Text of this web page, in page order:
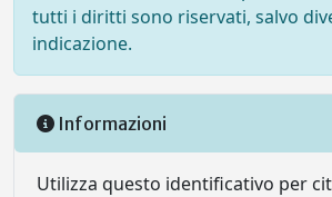
tutti i diritti sono riservati, salvo
indicazione.
Informazioni
Utilizza questo identificativo per